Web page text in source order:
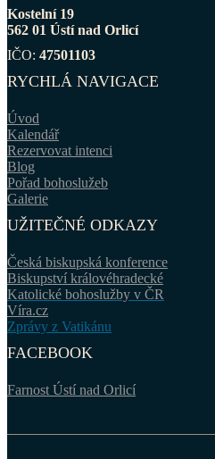
Kostelní 19
562 01 Ústí nad Orlicí
IČO: 47501103
RYCHLÁ NAVIGACE
Úvod
Kalendář
Rezervovat intenci
Blog
Pořad bohoslužeb
Galerie
UŽITEČNÉ ODKAZY
Česká biskupská konference
Biskupství královéhradecké
Katolické bohoslužby v ČR
Víra.cz
Zprávy z Vatikánu
FACEBOOK
Farnost Ústí nad Orlicí